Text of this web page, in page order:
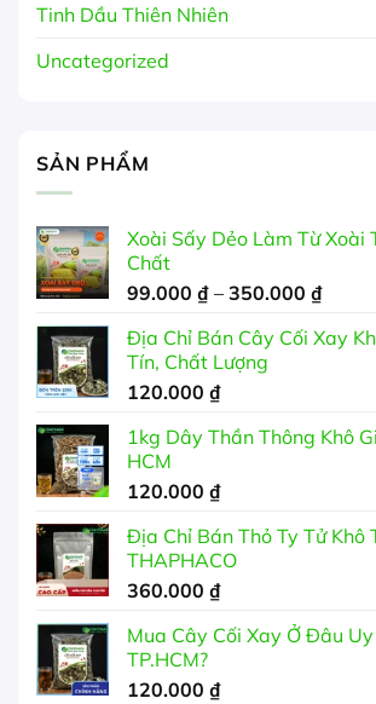
Tinh Dầu Thiên Nhiên
Uncategorized
SẢN PHẨM
Xoài Sấy Dẻo Làm Từ Xoài
Chất
99.000 ₫ – 350.000 ₫
từ
Địa Chỉ Bán Cây Cối Xay
Tín, Chất Lượng
120.000 ₫
1kg Dây Thần Thông Khô
HCM
120.000 ₫
Địa Chỉ Bán Thỏ Ty Tử Khô
THAPHACO
360.000 ₫
Mua Cây Cối Xay Ở Đâu
TP.HCM?
120.000 ₫